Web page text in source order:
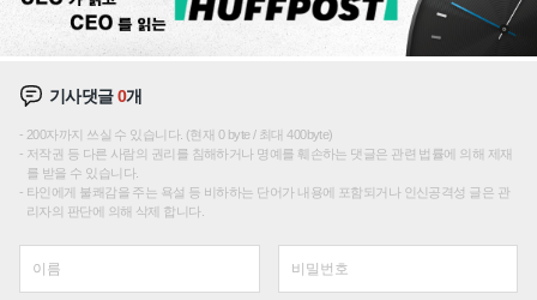
기사댓글0개
200자까지 쓰실 수 있습니다. (현재 0 byte / 최대 400byte)
저작권 등 다른 사람의 권리를 침해하거나 명예를 훼손하는 댓글은 관련 법률에 의해 제재
를 받을 수 있습니다.
타인에게 불쾌감을 주는 욕설 등 비하하는 단어가 내용에 포함되거나 인신공격성 글은 관
리자의 판단에 의해 삭제 합니다.